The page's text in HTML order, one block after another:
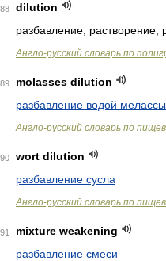
88
dilution
разбавление; растворение;
Англо-русский словарь по
89
molasses dilution
разбавление водой мелассы
Англо-русский словарь по
90
wort dilution
разбавление сусла
Англо-русский словарь по
91
mixture weakening
разбавление смеси